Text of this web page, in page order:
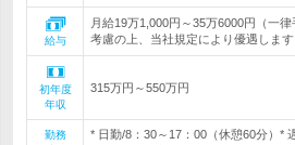
給与
月給19万1,000円～35万6000円（一
考慮の上、当社規定により優遇しま
初年度
年収
315万円～550万円
勤務
* 日勤/8：30～17：00（休憩60分）*